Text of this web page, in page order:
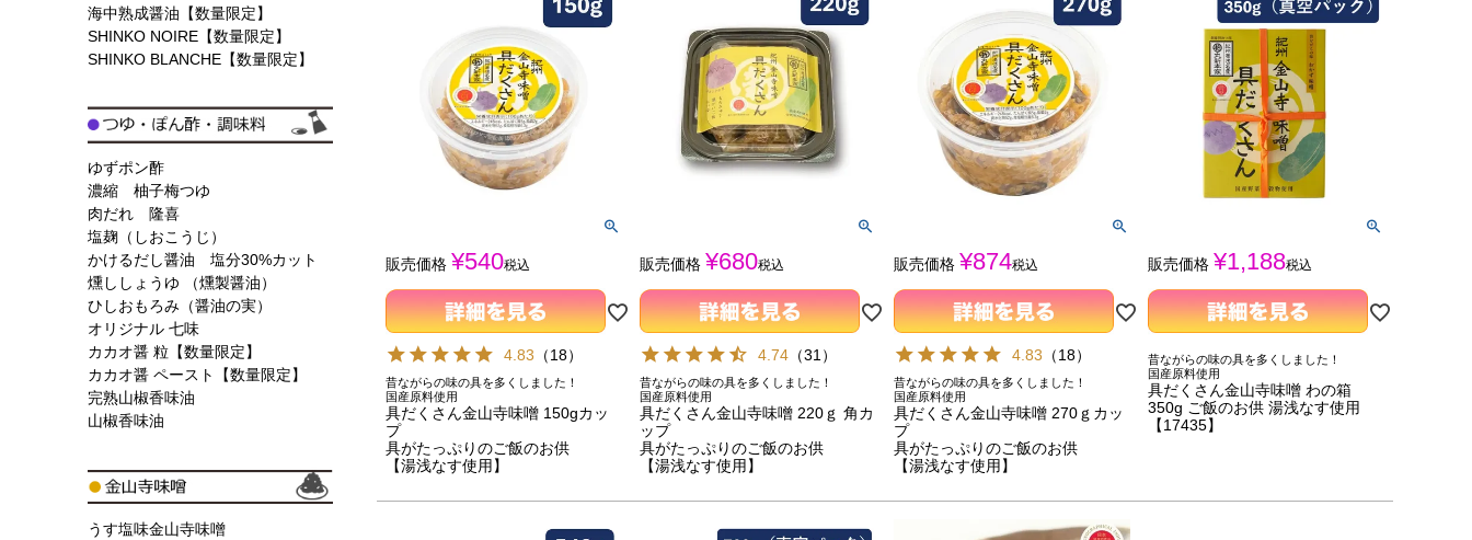
海中熟成醤油【数量限定】
SHINKO NOIRE【数量限定】
SHINKO BLANCHE【数量限定】
ゆずポン酢
濃縮 柚子梅つゆ
肉だれ 隆喜
塩麹（しおこうじ）
かけるだし醤油 塩分30%カット
燻ししょうゆ （燻製醤油）
ひしおもろみ（醤油の実）
オリジナル 七味
カカオ醤 粒【数量限定】
カカオ醤 ペースト【数量限定】
完熟山椒香味油
山椒香味油
うす塩味金山寺味噌
販売価格 ¥540税込
4.83 （18）
昔ながらの味の具を多くしました！
国産原料使用
具だくさん金山寺味噌 150gカッ
プ
具がたっぷりのご飯のお供
【湯浅なす使用】
販売価格 ¥680税込
4.74 （31）
昔ながらの味の具を多くしました！
国産原料使用
具だくさん金山寺味噌 220ｇ 角カ
ップ
具がたっぷりのご飯のお供
【湯浅なす使用】
販売価格 ¥874税込
4.83 （18）
昔ながらの味の具を多くしました！
国産原料使用
具だくさん金山寺味噌 270ｇカッ
プ
具がたっぷりのご飯のお供
【湯浅なす使用】
販売価格 ¥1,188税込
昔ながらの味の具を多くしました！
国産原料使用
具だくさん金山寺味噌 わの箱
350g ご飯のお供 湯浅なす使用
【17435】